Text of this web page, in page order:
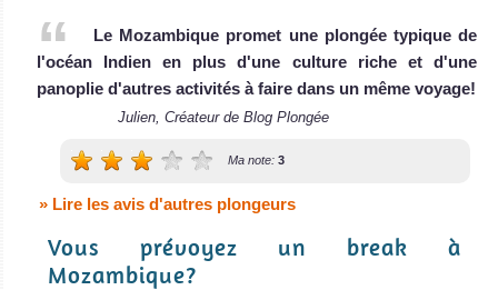
Le Mozambique promet une plongée typique de
l'océan Indien en plus d'une culture riche et d'une
panoplie d'autres activités à faire dans un même voyage!
Julien, Créateur de Blog Plongée
Ma note: 3
» Lire les avis d'autres plongeurs
Vous prévoyez un break à
Mozambique?